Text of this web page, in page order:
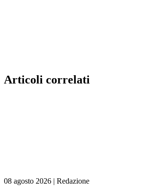
Articoli correlati
08 agosto 2026 | Redazione